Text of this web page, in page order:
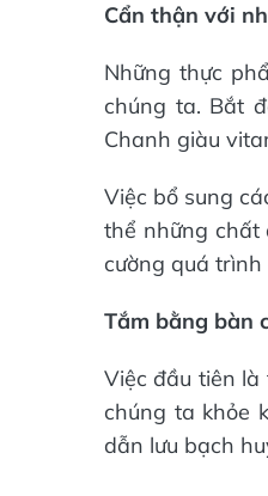
Cẩn thận với
Những thực
chúng ta. Bắt
Chanh giàu
Việc bổ sung
thể những chất
cường quá
Tắm bằng bàn
Việc đầu tiên
chúng ta khỏe
dẫn lưu bạch